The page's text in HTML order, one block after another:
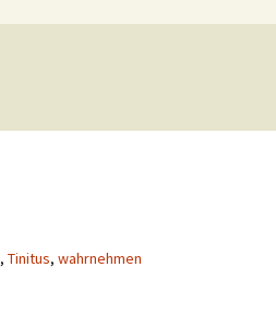
, Tinitus, wahrnehmen